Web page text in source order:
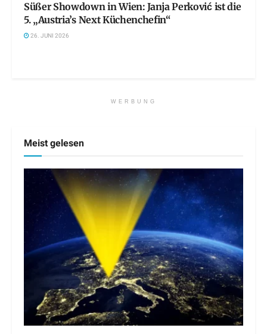
Süßer Showdown in Wien: Janja Perković ist die
5. „Austria’s Next Küchenchefin“
26. JUNI 2026
WERBUNG
Meist gelesen